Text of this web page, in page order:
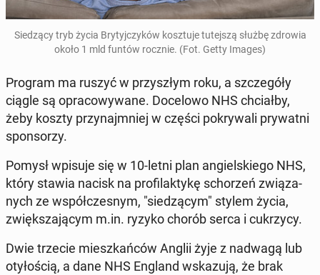
Sie­dzą­cy tryb życia Bry­tyj­czy­ków kosz­tu­je tu­tej­szą służbę zdrowia
około 1 mld funtów rocznie. (Fot. Getty Images)
Program ma ruszyć w przy­szłym roku, a szcze­gó­ły
ciągle są opra­co­wy­wa­ne. Do­ce­lo­wo NHS chciał­by,
żeby koszty przy­naj­mniej w części po­kry­wa­li pry­wat­ni
spon­so­rzy.
Pomysł wpisuje się w 10-letni plan an­giel­skie­go NHS,
który stawia nacisk na pro­fi­lak­ty­kę scho­rzeń zwią­za­
nych ze współ­cze­snym, "sie­dzą­cym" stylem życia,
zwięk­sza­ją­cym m.in. ryzyko chorób serca i cu­krzy­cy.
Dwie trzecie miesz­kań­ców Anglii żyje z nadwagą lub
oty­ło­ścią, a dane NHS England wska­zu­ją, że brak